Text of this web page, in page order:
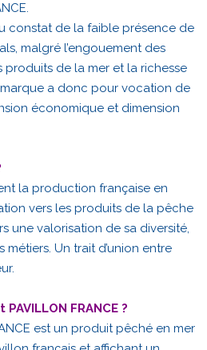
constat de la faible présence de
malgré l’engouement des
de la mer et la richesse
a donc pour vocation de
économique et dimension
la production française en
vers les produits de la pêche
une valorisation de sa diversité,
métiers. Un trait d’union entre
FRANCE ?
est un produit pêché en mer